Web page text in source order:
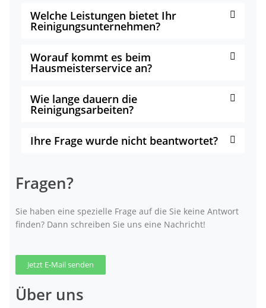
Welche Leistungen bietet Ihr
Reinigungsunternehmen?
Worauf kommt es beim
Hausmeisterservice an?
Wie lange dauern die
Reinigungsarbeiten?
Ihre Frage wurde nicht beantwortet?
Fragen?
Sie haben eine spezielle Frage auf die Sie keine Antwort
finden? Dann schreiben Sie uns eine Nachricht!
Jetzt E-Mail senden
Über uns